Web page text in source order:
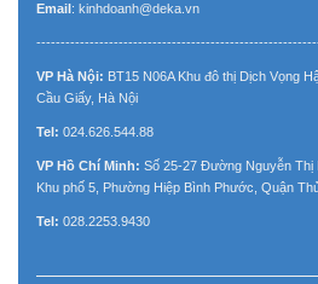
Email: kinhdoanh@deka.vn
VP Hà Nội: BT15 N06A Khu đô thị Dịch Vọng
Cầu Giấy, Hà Nội
Tel: 024.626.544.88
VP Hồ Chí Minh: Số 25-27 Đường Nguyễn Thị
Khu phố 5, Phường Hiệp Bình Phước, Quận
Tel: 028.2253.9430